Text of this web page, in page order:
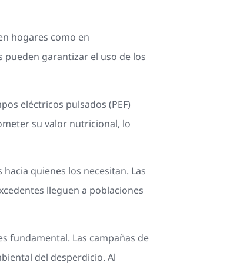
hogares como en
pueden garantizar el uso de los
eléctricos pulsados (PEF)
su valor nutricional, lo
quienes los necesitan. Las
lleguen a poblaciones
fundamental. Las campañas de
del desperdicio. Al